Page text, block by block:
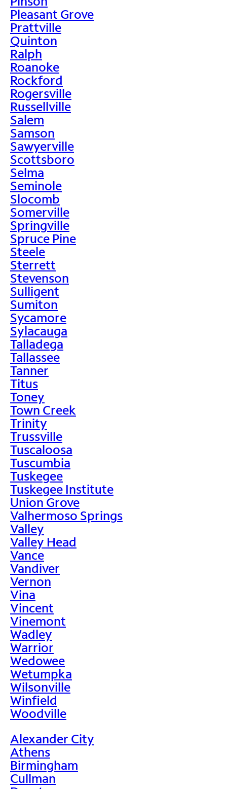
Pleasant Grove
Prattville
Quinton
Ralph
Roanoke
Rockford
Rogersville
Russellville
Salem
Samson
Sawyerville
Scottsboro
Selma
Seminole
Slocomb
Somerville
Springville
Spruce Pine
Steele
Sterrett
Stevenson
Sulligent
Sumiton
Sycamore
Sylacauga
Talladega
Tallassee
Tanner
Titus
Toney
Town Creek
Trinity
Trussville
Tuscaloosa
Tuscumbia
Tuskegee
Tuskegee Institute
Union Grove
Valhermoso Springs
Valley
Valley Head
Vance
Vandiver
Vernon
Vina
Vincent
Vinemont
Wadley
Warrior
Wedowee
Wetumpka
Wilsonville
Winfield
Woodville
Alexander City
Athens
Birmingham
Cullman